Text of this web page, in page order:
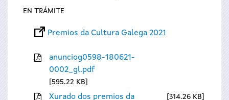
EN TRÁMITE
Premios da Cultura Galega 2021
anunciog0598-180621-
0002_gl.pdf
595.22 KB
Xurado dos premios da
314.26 KB